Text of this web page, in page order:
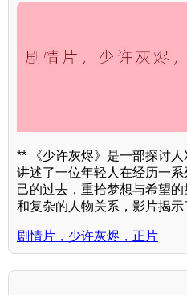
** 《少许灰烬》是一部探讨人
讲述了一位年轻人在经历一
己的过去，重拾梦想与希望
和复杂的人物关系，影片揭示
剧情片，少许灰烬，正片